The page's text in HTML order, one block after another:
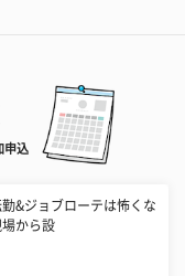
申込
勤&ジョブローテは怖くな
から設